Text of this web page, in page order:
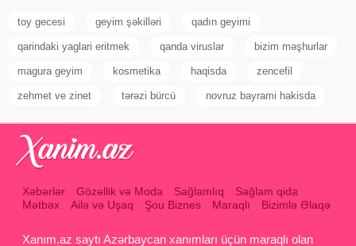
toy gecesi geyim şəkilləri qadın geyimi
qarindaki yaglari eritmek qanda viruslar bizim məşhurlar
magura geyim kosmetika haqisda zencefil
zehmet ve zinet tərəzi bürcü novruz bayrami hakisda
Xəbərlər Gözəllik və Moda Sağlamlıq
Sağlam qida
Mətbəx
Ailə və Uşaq Şou Biznes Maraqlı Bizimlə Əlaqə
Xanım.az saytı Azərbaycan xanımları üçün maraqlı olan